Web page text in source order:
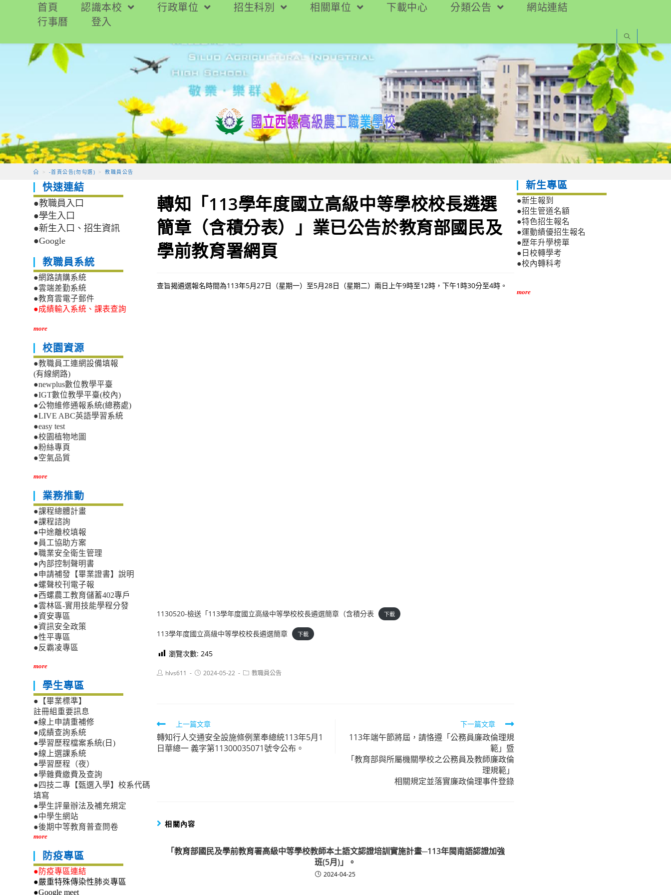
要
首頁 認識本校 行政單位 招生科別 相關單位 下載中心 分類公告
網站連結
行事曆
登入
> -首頁公告(勿勾選) > 教職員公告
轉知「113學年度國立高級中等學校校長遴選
簡章（含積分表）」業已公告於教育部國民及
學前教育署網頁
查旨揭遴選報名時間為113年5月27日（星期一）至5月28日（星期二）兩日上午9時至12時，下午1時30分至4時。
1130520-檢送「113學年度國立高級中等學校校長遴選簡章（含積分表 下載
113學年度國立高級中等學校校長遴選簡章 下載
瀏覽次數: 245
Posthlvs611
Post2024-05-22
Post教職員公告
Read
more
articles
上一篇文章
轉知行人交通安全設施條例業奉總統113年5月1
日華總一 義字第11300035071號令公布。
下一篇文章
113年端午節將屆，請恪遵「公務員廉政倫理規
範」暨
「教育部與所屬機關學校之公務員及教師廉政倫
理規範」
相關規定並落實廉政倫理事件登錄
相關內容
「教育部國民及學前教育署高級中等學校教師本土語文認證培訓實施計畫─113年閩南語認證加強
班(5月)」。
2024-04-25
快速連結
●教職員入口
●學生入口
●新生入口、招生資訊
●Google
教職員系統
●網路請購系統
●雲端差勤系統
●教育雲電子郵件
●成績輸入系統、課表查詢
more
校園資源
●教職員工連網設備填報
(有線網路)
●newplus數位教學平臺
●IGT數位教學平臺(校內)
●公物維修通報系統(總務處)
●LIVE ABC英語學習系統
●easy test
●校園植物地圖
●粉絲專頁
●空氣品質
more
業務推動
●課程總體計畫
●課程諮詢
●中途離校填報
●員工協助方案
●職業安全衛生管理
●內部控制聲明書
●申請補發【畢業證書】說明
●螺聲校刊電子報
●西螺農工教育儲蓄402專戶
●雲林區-實用技能學程分發
●資安專區
●資訊安全政策
●性平專區
●反霸凌專區
more
學生專區
●【畢業標準】
註冊組重要訊息
●線上申請重補修
●成績查詢系統
●學習歷程檔案系統(日)
●線上選課系統
●學習歷程（夜）
●學雜費繳費及查詢
●四技二專【甄選入學】校系代碼
填寫
●學生評量辦法及補充規定
●中學生網站
●後期中等教育普查問卷
more
防疫專區
●防疫專區連結
●嚴重特殊傳染性肺炎專區
●Google meet
新生專區
●新生報到
●招生管道名額
●特色招生報名
●運動績優招生報名
●歷年升學榜單
●日校轉學考
●校內轉科考
more